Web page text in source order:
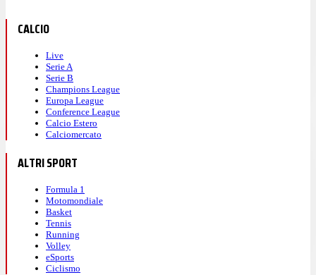
CALCIO
Live
Serie A
Serie B
Champions League
Europa League
Conference League
Calcio Estero
Calciomercato
ALTRI SPORT
Formula 1
Motomondiale
Basket
Tennis
Running
Volley
eSports
Ciclismo